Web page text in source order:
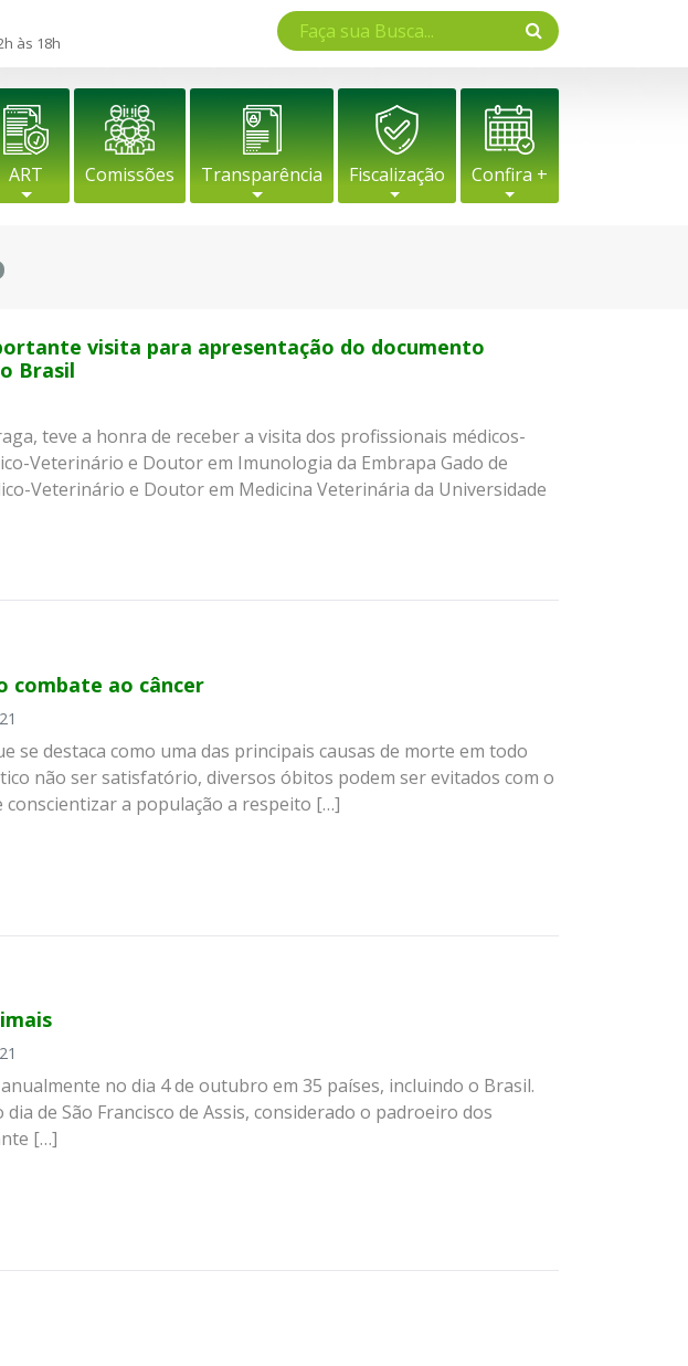
às 18h
ART Comissões Transparência Fiscalização Confira +
visita para apresentação do documento
Brasil
teve a honra de receber a visita dos profissionais médicos-
Veterinário e Doutor em Imunologia da Embrapa Gado de
Veterinário e Doutor em Medicina Veterinária da Universidade
combate ao câncer
se destaca como uma das principais causas de morte em todo
não ser satisfatório, diversos óbitos podem ser evitados com o
conscientizar a população a respeito […]
no dia 4 de outubro em 35 países, incluindo o Brasil.
de São Francisco de Assis, considerado o padroeiro dos
[…]